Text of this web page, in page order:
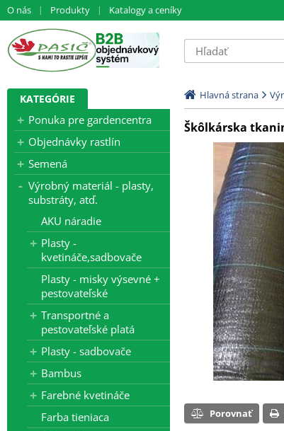
O nás Produkty Katalogy a ceníky
KATEGÓRIE
Ponuka pre gardencentra
Objednávky rastlín
Semená
Výrobný materiál - plasty,
substráty, atď.
AKU náradie
Plasty -
kvetináče,sadbovače
Plasty - misky výsevné +
pestovateľské
Transportné a
pestovateľské platá
Plasty - sadbovače
Bambus
Farebné kvetináče
Farba tieniaca
Hlavná strana
Škôlkárska
Porovnať